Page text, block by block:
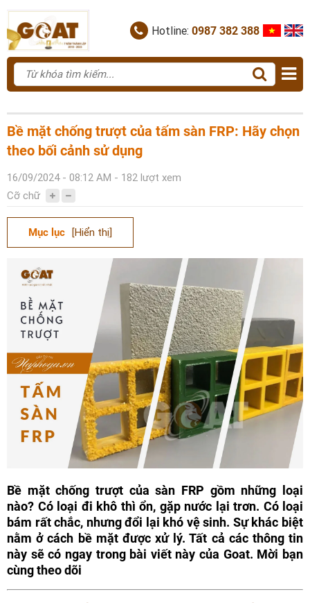
Hotline: 0987 382 388
Bề mặt chống trượt của tấm sàn FRP: Hãy chọn
theo bối cảnh sử dụng
16/09/2024 - 08:12 AM - 182 lượt xem
Cỡ chữ
Mục lục [Hiển thị]
Bề mặt chống trượt của sàn FRP gồm những loại
nào? Có loại đi khô thì ổn, gặp nước lại trơn. Có loại
bám rất chắc, nhưng đổi lại khó vệ sinh. Sự khác biệt
nằm ở cách bề mặt được xử lý. Tất cả các thông tin
này sẽ có ngay trong bài viết này của Goat. Mời bạn
cùng theo dõi